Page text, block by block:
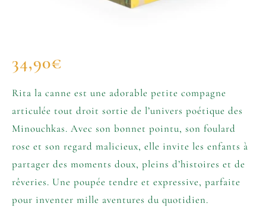
34,90€
Rita la canne est une adorable petite compagne
articulée tout droit sortie de l’univers poétique des
Minouchkas. Avec son bonnet pointu, son foulard
rose et son regard malicieux, elle invite les enfants à
partager des moments doux, pleins d’histoires et de
rêveries. Une poupée tendre et expressive, parfaite
pour inventer mille aventures du quotidien.